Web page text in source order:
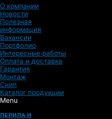
О компании
Новости
Полезная
информация
Вакансии
Портфолио
Интересные работы
Оплата и доставка
Гарантия
Монтаж
Снип
Каталог продукции
Menu
ПЕРИЛА И